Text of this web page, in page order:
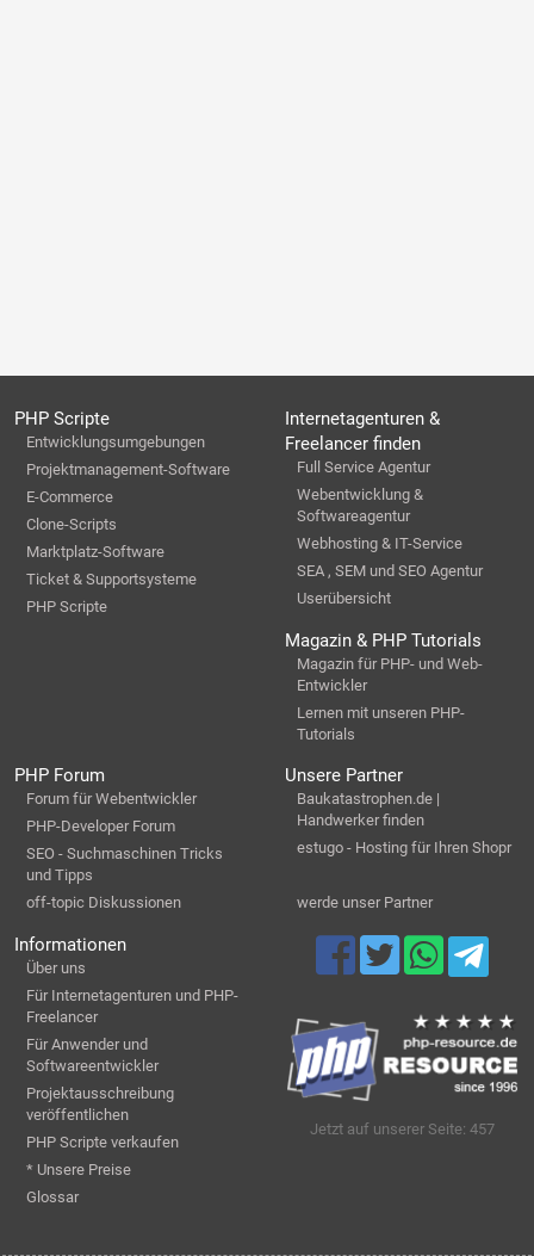
PHP Scripte
Entwicklungsumgebungen
Projektmanagement-Software
E-Commerce
Clone-Scripts
Marktplatz-Software
Ticket & Supportsysteme
PHP Scripte
Internetagenturen &
Freelancer finden
Full Service Agentur
Webentwicklung &
Softwareagentur
Webhosting & IT-Service
SEA , SEM und SEO Agentur
Userübersicht
Magazin & PHP Tutorials
Magazin für PHP- und Web-
Entwickler
Lernen mit unseren PHP-
Tutorials
PHP Forum
Forum für Webentwickler
PHP-Developer Forum
SEO - Suchmaschinen Tricks
und Tipps
off-topic Diskussionen
Unsere Partner
Baukatastrophen.de |
Handwerker finden
estugo - Hosting für Ihren Shopr
werde unser Partner
Informationen
Über uns
Für Internetagenturen und PHP-
Freelancer
Für Anwender und
Softwareentwickler
Projektausschreibung
veröffentlichen
PHP Scripte verkaufen
* Unsere Preise
Glossar
Jetzt auf unserer Seite: 457